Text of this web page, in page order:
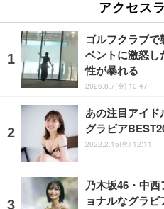
アクセス
ゴルフクラブ
ベントに激怒
性が暴れる
2026.8.7(金) 10:47
あの注目アイド
グラビア
2022.2.15(火) 12:11
乃木坂46・中
ョナルなグラビ